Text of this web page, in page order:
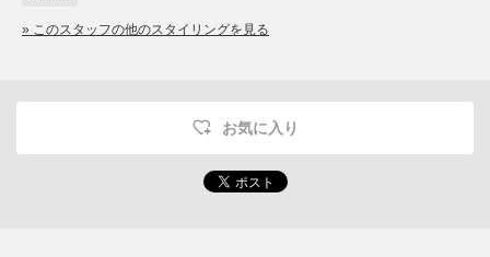
» このスタッフの他のスタイリングを見る
お気に入り